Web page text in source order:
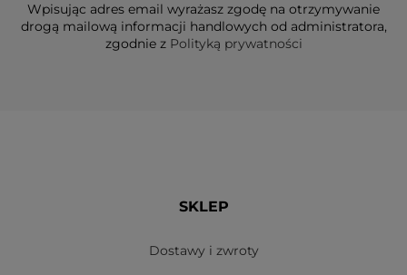
Wpisując adres email wyrażasz zgodę na otrzymywanie
drogą mailową informacji handlowych od administratora,
zgodnie z Polityką prywatności
SKLEP
Dostawy i zwroty